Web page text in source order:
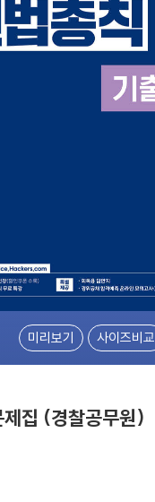
미리보기 사이즈비교
집 (경찰공무원)